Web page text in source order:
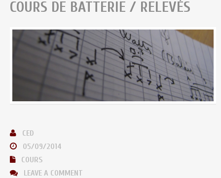
COURS DE BATTERIE / RELEVÉS
CED
05/09/2014
COURS
LEAVE A COMMENT